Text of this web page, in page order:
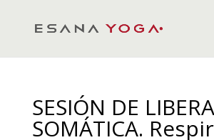
SESIÓN DE
SOMÁTICA.